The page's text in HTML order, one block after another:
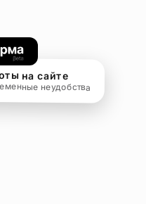
на сайте
неудобства